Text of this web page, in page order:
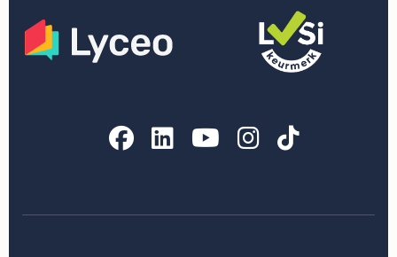
Facebook
LinkedIn
YouTube
Instagram
TikTok